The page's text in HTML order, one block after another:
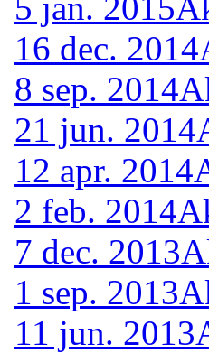
16 dec. 2014
8 sep. 2014
21 jun. 2014
12 apr. 2014
2 feb. 2014
7 dec. 2013
1 sep. 2013
11 jun. 2013